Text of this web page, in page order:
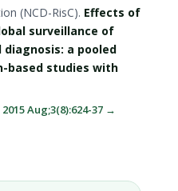
(NCD-RisC). Effects of
surveillance of
a pooled
based studies with
Aug;3(8):624-37 →